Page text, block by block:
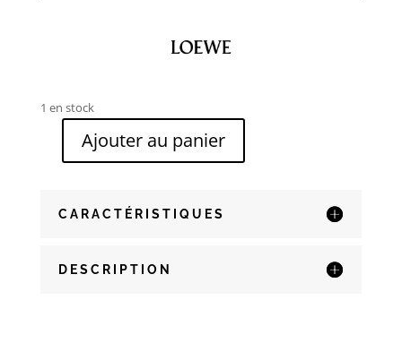
1 en stock
quantité
LW40101I
Ajouter au panier
CARACTÉRISTIQUES
DESCRIPTION